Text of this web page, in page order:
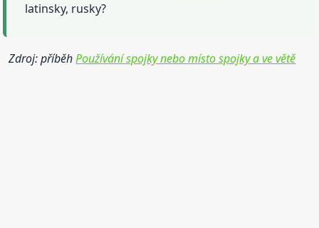
latinsky, rusky?
Zdroj: příběhPoužívání spojky nebo místo spojky a ve větě